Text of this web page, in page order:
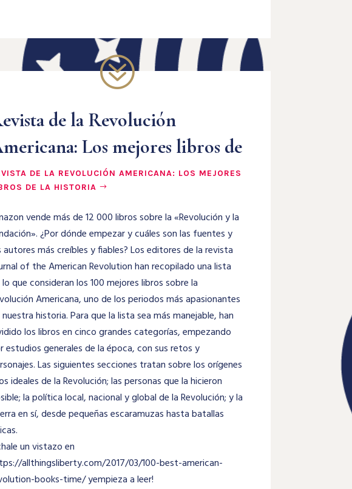
?
de la Revolución
Los mejores libros de
DE LA REVOLUCIÓN AMERICANA: LOS MEJORES
DE LA HISTORIA
vende más de 12 000 libros sobre la «Revolución y la
¿Por dónde empezar y cuáles son las fuentes y
autores más creíbles y fiables? Los editores de la revista
of the American Revolution han recopilado una lista
que consideran los 100 mejores libros sobre la
Americana, uno de los periodos más apasionantes
historia. Para que la lista sea más manejable, han
los libros en cinco grandes categorías, empezando
estudios generales de la época, con sus retos y
Las siguientes secciones tratan sobre los orígenes
ideales de la Revolución; las personas que la hicieron
la política local, nacional y global de la Revolución; y la
en sí, desde pequeñas escaramuzas hasta batallas
un vistazo en
allthingsliberty.com/2017/03/100-best-american-
books-time/ yempieza a leer!